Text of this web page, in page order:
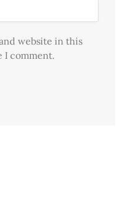
website in this
I comment.